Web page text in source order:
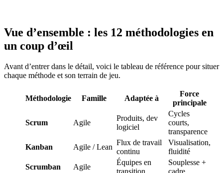
Vue d’ensemble : les 12 méthodologies en
un coup d’œil
Avant d’entrer dans le détail, voici le tableau de référence pour situer
chaque méthode et son terrain de jeu.
Méthodologie Famille Adaptée à
Force
principale
Scrum Agile
Produits, dev
logiciel
Cycles
courts,
transparence
Kanban
Agile / Lean
Flux de travail
continu
Visualisation,
fluidité
Scrumban
Agile
Équipes en
Souplesse +